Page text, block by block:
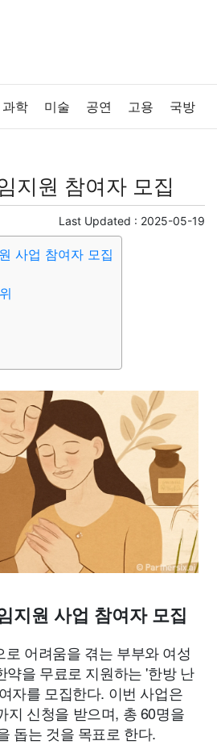
과학 미술 공연 고용 국방
방송 일상 주식 암호화폐
반려동물 패션
기술 종교 사회
마케팅 외국어 교육
지원 참여자 모집
Last Updated : 2025-05-19
사업 참여자 모집
지원 사업 참여자 모집
어려움을 겪는 부부와 여성
약을 무료로 지원하는 '한방 난
자를 모집한다. 이번 사업은
지 신청을 받으며, 총 60명을
돕는 것을 목표로 한다.